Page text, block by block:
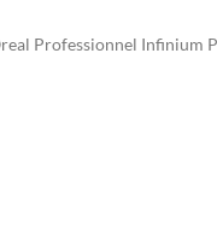
Professionnel Infinium